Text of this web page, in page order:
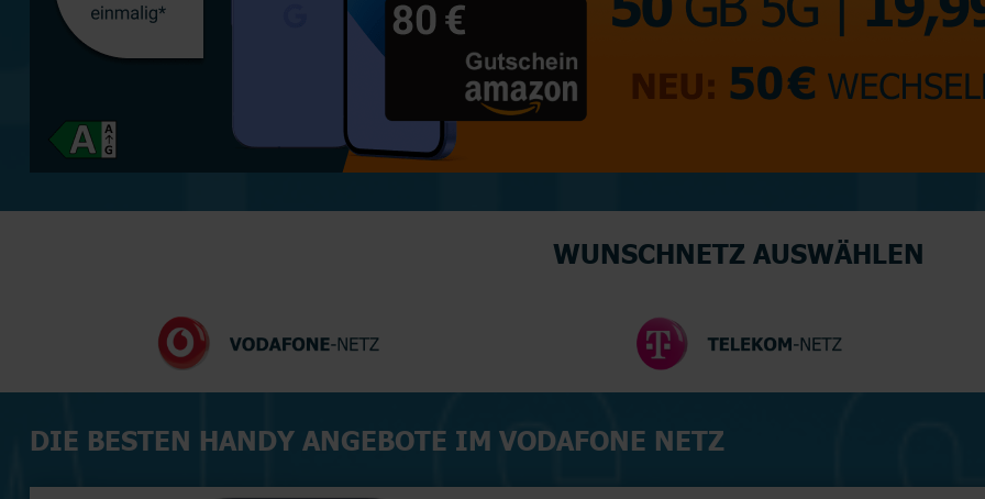
WUNSCHNETZ AUSWÄHLEN
DIE BESTEN HANDY ANGEBOTE IM VODAFONE NETZ